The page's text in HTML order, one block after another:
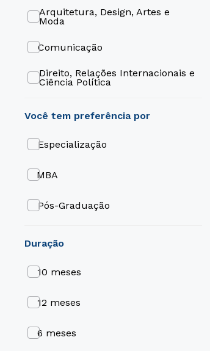
Arquitetura, Design, Artes e
Moda
Comunicação
Direito, Relações Internacionais e
Ciência Política
Engenharia e Tecnologia
Gestão e Negócios
Medicina
duração
10 meses
12 meses
6 meses
Especialização
MBA
Pós-Graduação